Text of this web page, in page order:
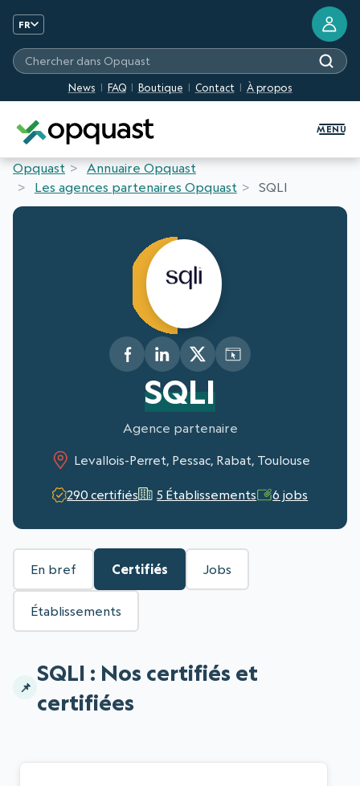
FR
News FAQ Boutique Contact À propos
Chercher dans Opquast
MENU
Opquast
Annuaire Opquast
Les agences partenaires Opquast
SQLI
SQLI
Agence partenaire
Levallois-Perret, Pessac, Rabat, Toulouse
290 certifiés 5 Établissements 6 jobs
En bref Certifiés Jobs
Établissements
SQLI : Nos certifiés et
certifiées